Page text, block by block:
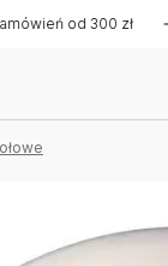
od 300 zł